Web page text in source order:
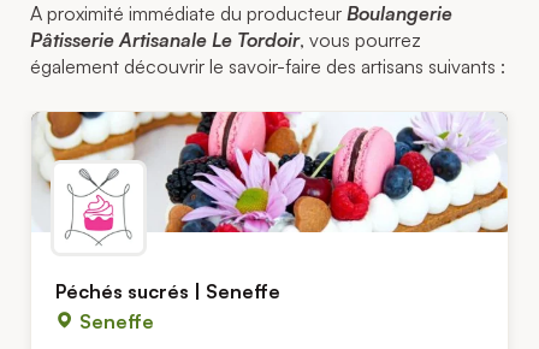
A proximité immédiate du producteur Boulangerie
Pâtisserie Artisanale Le Tordoir, vous pourrez
également découvrir le savoir-faire des artisans suivants :
Péchés sucrés | Seneffe
Seneffe